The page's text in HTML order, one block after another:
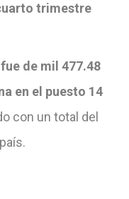
trimestre
de mil 477.48
en el puesto 14
con un total del